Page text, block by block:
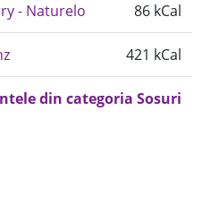
- Naturelo 86 kCal
421 kCal
din categoria Sosuri